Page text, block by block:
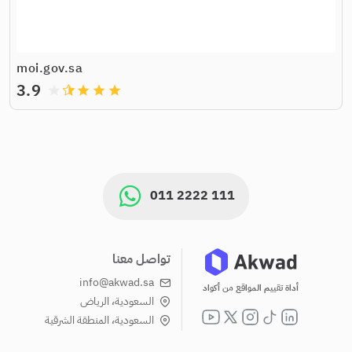
moi.gov.sa
grade
grade
grade
3.9
011 2222 111
أداة تقييم المواقع من أكواد
تواصل معنا
info@akwad.sa
السعودية، الرياض
السعودية، المنطقة الشرقية